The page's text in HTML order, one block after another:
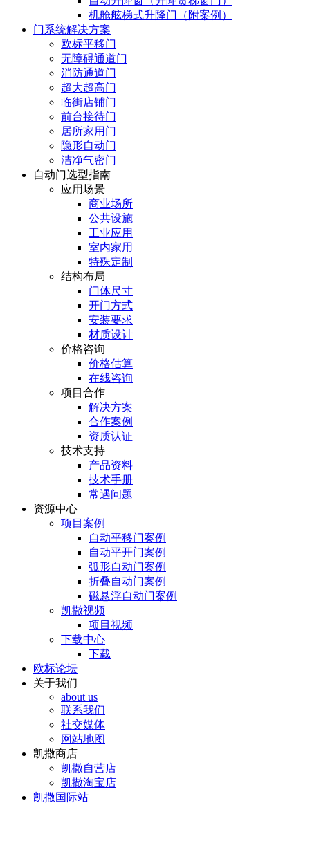
机舱舷梯式升降门（附案例）
门系统解决方案
欧标平移门
无障碍通道门
消防通道门
超大超高门
临街店铺门
前台接待门
居所家用门
隐形自动门
洁净气密门
自动门选型指南
应用场景
商业场所
公共设施
工业应用
室内家用
特殊定制
结构布局
门体尺寸
开门方式
安装要求
材质设计
价格咨询
价格估算
在线咨询
项目合作
解决方案
合作案例
资质认证
技术支持
产品资料
技术手册
常遇问题
资源中心
项目案例
自动平移门案例
自动平开门案例
弧形自动门案例
折叠自动门案例
磁悬浮自动门案例
凯撒视频
项目视频
下载中心
下载
欧标论坛
关于我们
about us
联系我们
社交媒体
网站地图
凯撒商店
凯撒自营店
凯撒淘宝店
凯撒国际站